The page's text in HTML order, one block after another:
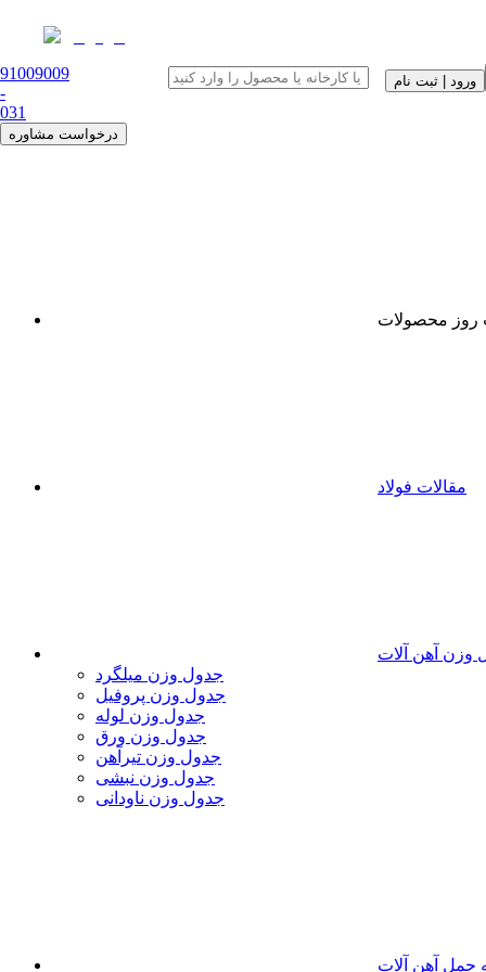
91009009
-
031
درخواست مشاوره
ورود | ثبت نام
روز محصولات
مقالات فولاد
وزن آهن آلات
جدول وزن میلگرد
جدول وزن پروفیل
جدول وزن لوله
جدول وزن ورق
جدول وزن تیرآهن
جدول وزن نبشی
جدول وزن ناودانی
حمل آهن آلات